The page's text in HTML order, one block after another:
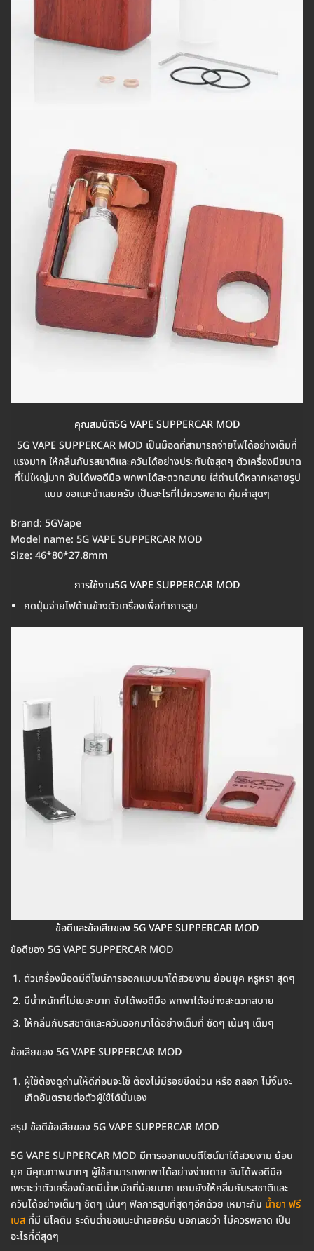
คุณสมบัติ5G VAPE SUPPERCAR MOD
5G VAPE SUPPERCAR MOD เป็นม๊อดที่สามารถจ่ายไฟได้อย่างเต็มที่
แรงมาก ให้กลิ่นกับรสชาติและควันได้อย่างประทับใจสุดๆ ตัวเครื่องมีขนาด
ที่ไม่ใหญ่มาก จับได้พอดีมือ พกพาได้สะดวกสบาย ใส่ถ่านได้หลากหลายรูป
แบบ ขอแนะนำเลยครับ เป็นอะไรที่ไม่ควรพลาด คุ้มค่าสุดๆ
Brand: 5GVape
Model name: 5G VAPE SUPPERCAR MOD
Size: 46*80*27.8mm
การใช้งาน5G VAPE SUPPERCAR MOD
กดปุ่มจ่ายไฟด้านข้างตัวเครื่องเพื่อทำการสูบ
ข้อดีและข้อเสียของ 5G VAPE SUPPERCAR MOD
ข้อดีของ 5G VAPE SUPPERCAR MOD
ตัวเครื่องม๊อดมีดีไซน์การออกแบบมาได้สวยงาม ย้อนยุค หรูหรา สุดๆ
มีน้ำหนักที่ไม่เยอะมาก จับได้พอดีมือ พกพาได้อย่างสะดวกสบาย
ให้กลิ่นกับรสชาติและควันออกมาได้อย่างเต็มที่ ชัดๆ เน้นๆ เต็มๆ
ข้อเสียของ 5G VAPE SUPPERCAR MOD
ผู้ใช้ต้องดูถ่านให้ดีก่อนจะใช้ ต้องไม่มีรอยขีดข่วน หรือ ถลอก ไม่งั้นจะ
เกิดอันตรายต่อตัวผู้ใช้ได้นั่นเอง
สรุป ข้อดีข้อเสียของ 5G VAPE SUPPERCAR MOD
5G VAPE SUPPERCAR MOD มีการออกแบบดีไซน์มาได้สวยงาม ย้อน
ยุค มีคุณภาพมากๆ ผู้ใช้สามารถพกพาได้อย่างง่ายดาย จับได้พอดีมือ
เพราะว่าตัวเครื่องม๊อดมีน้ำหนักที่น้อยมาก แถมยังให้กลิ่นกับรสชาติและ
ควันได้อย่างเต็มๆ ชัดๆ เน้นๆ ฟิลการสูบที่สุดๆอีกด้วย เหมาะกับ น้ำยา ฟรี
เบส ที่มี นิโคติน ระดับต่ำขอแนะนำเลยครับ บอกเลยว่า ไม่ควรพลาด เป็น
อะไรที่ดีสุดๆ